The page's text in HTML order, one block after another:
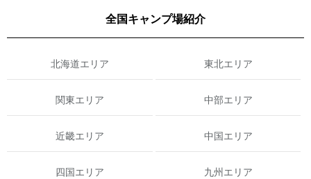
全国キャンプ場紹介
北海道エリア 東北エリア
関東エリア 中部エリア
近畿エリア 中国エリア
四国エリア 九州エリア